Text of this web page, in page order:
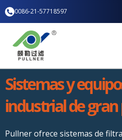
contenido
0086-21-57718597
Sistemas y
industrial de
Pullner ofrece sistemas de